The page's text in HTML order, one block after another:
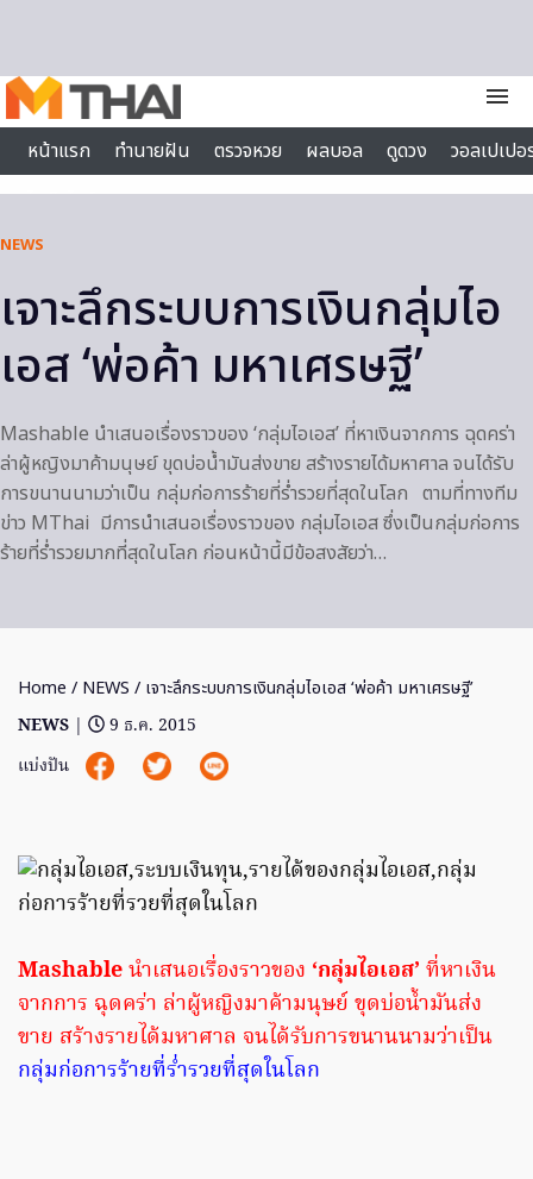
menu
หน้าแรก
ทำนายฝัน ตรวจหวย ผลบอล ดูดวง
วอลเปเป
ไลฟ์สไตล์
NEWS
เจาะลึกระบบการเงินกลุ่มไอ
เอส ‘พ่อค้า มหาเศรษฐี’
Mashable นำเสนอเรื่องราวของ ‘กลุ่มไอเอส’ ที่หาเงินจากการ ฉุดคร่า
ล่าผู้หญิงมาค้ามนุษย์ ขุดบ่อน้ำมันส่งขาย สร้างรายได้มหาศาล จนได้รับ
การขนานนามว่าเป็น กลุ่มก่อการร้ายที่ร่ำรวยที่สุดในโลก ตามที่ทางทีม
ข่าว MThai มีการนำเสนอเรื่องราวของ กลุ่มไอเอส ซึ่งเป็นกลุ่มก่อการ
ร้ายที่ร่ำรวยมากที่สุดในโลก ก่อนหน้านี้มีข้อสงสัยว่า…
Home / NEWS / เจาะลึกระบบการเงินกลุ่มไอเอส ‘พ่อค้า มหาเศรษฐี’
NEWS |
9 ธ.ค. 2015
แบ่งปัน
Mashableนำเสนอเรื่องราวของ ‘กลุ่มไอเอส’ ที่หาเงิน
จากการ ฉุดคร่า ล่าผู้หญิงมาค้ามนุษย์ ขุดบ่อน้ำมันส่ง
ขาย สร้างรายได้มหาศาล จนได้รับการขนานนามว่าเป็น
กลุ่มก่อการร้ายที่ร่ำรวยที่สุดในโลก